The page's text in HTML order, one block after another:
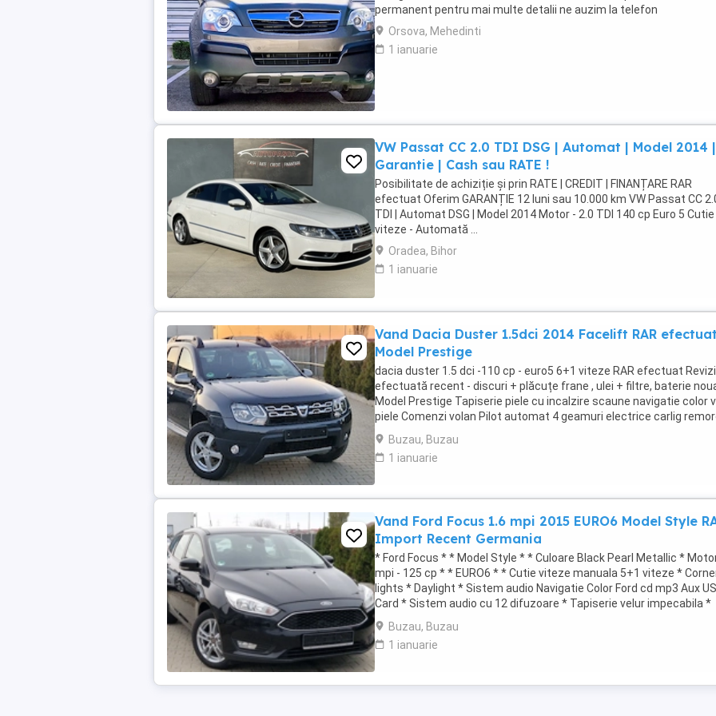
permanent pentru mai multe detalii ne auzim la telefon
Orsova, Mehedinti
1 ianuarie
VW Passat CC 2.0 TDI DSG | Automat | Model 2014 |
Garantie | Cash sau RATE !
Posibilitate de achiziție și prin RATE | CREDIT | FINANȚARE RAR
efectuat Oferim GARANȚIE 12 luni sau 10.000 km VW Passat CC
TDI | Automat DSG | Model 2014 Motor - 2.0 TDI 140 cp Euro 5 Cutie
viteze - Automată ...
Oradea, Bihor
1 ianuarie
Vand Dacia Duster 1.5dci 2014 Facelift RAR
Model Prestige
dacia duster 1.5 dci -110 cp - euro5 6+1 viteze RAR efectuat
efectuată recent - discuri + plăcuțe frane , ulei + filtre, baterie
Model Prestige Tapiserie piele cu incalzire scaune navigatie color
piele Comenzi volan Pilot automat 4 geamuri electrice carlig
jante ...
Buzau, Buzau
1 ianuarie
Vand Ford Focus 1.6 mpi 2015 EURO6 Model Style
Import Recent Germania
* Ford Focus * * Model Style * * Culoare Black Pearl Metallic *
mpi - 125 cp * * EURO6 * * Cutie viteze manuala 5+1 viteze *
lights * Daylight * Sistem audio Navigatie Color Ford cd mp3 Aux
Card * Sistem audio cu 12 difuzoare * Tapiserie velur impecabila *
Incalzire ...
Buzau, Buzau
1 ianuarie